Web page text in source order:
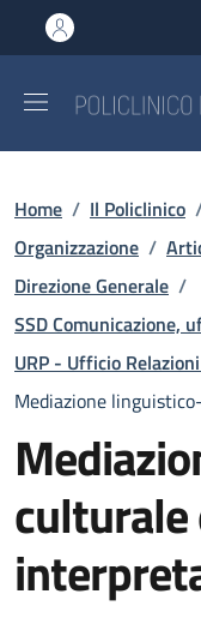
al contenuto
to footer content
Briciole di
Home / Il Policlinico
Organizzazione /
Direzione Generale /
SSD Comunicazione,
URP - Ufficio
Mediazione
culturale